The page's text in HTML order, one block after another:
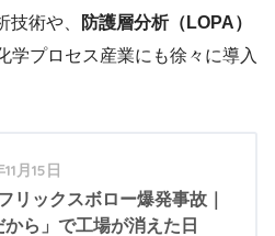
技術や、
防護層分析（LOPA）
学プロセス産業にも徐々に導入
月15日
リックスボロー爆発事故｜
から」で工場が消えた日